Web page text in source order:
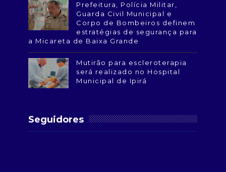
Prefeitura, Polícia Militar,
Guarda Civil Municipal e
Corpo de Bombeiros definem
estratégias de segurança para
a Micareta de Baixa Grande
Mutirão para escleroterapia
será realizado no Hospital
Municipal de Ipirá
Seguidores